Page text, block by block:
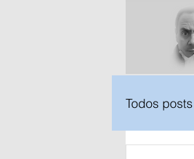
Todos posts